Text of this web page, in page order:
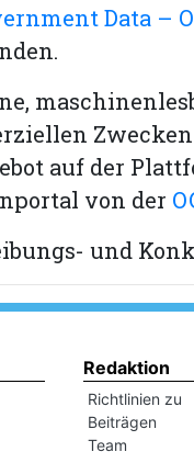
Data –
auf der
von der
und
Redaktion
Richtlinien zu
Beiträgen
Team